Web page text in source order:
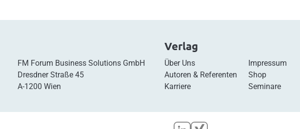
FM Forum Business Solutions GmbH
Dresdner Straße 45
A-1200 Wien
Verlag
Über Uns
Autoren & Referenten
Karriere
Impressum
Shop
Seminare